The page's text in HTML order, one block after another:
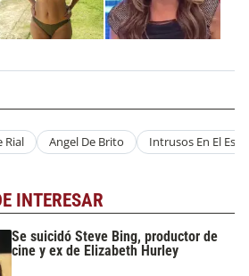
Rial Angel De Brito Intrusos En El
INTERESAR
Se suicidó Steve Bing, productor de
cine y ex de Elizabeth Hurley